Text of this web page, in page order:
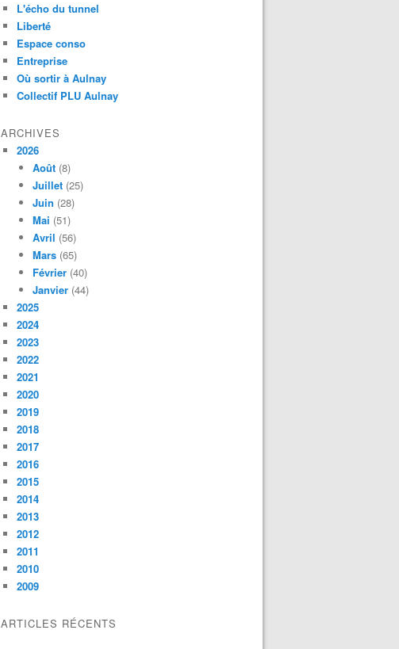
L'écho du tunnel
Liberté
Espace conso
Entreprise
Où sortir à Aulnay
Collectif PLU Aulnay
ARCHIVES
2026
Août (8)
Juillet (25)
Juin (28)
Mai (51)
Avril (56)
Mars (65)
Février (40)
Janvier (44)
2025
2024
2023
2022
2021
2020
2019
2018
2017
2016
2015
2014
2013
2012
2011
2010
2009
ARTICLES RÉCENTS